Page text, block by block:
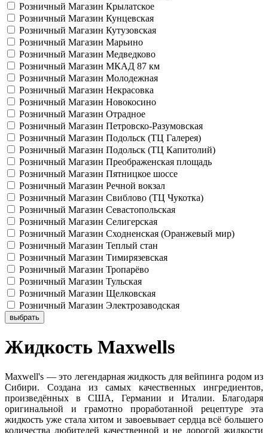
Розничный Магазин Крылатское
Розничный Магазин Кунцевская
Розничный Магазин Кутузовская
Розничный Магазин Марьино
Розничный Магазин Медведково
Розничный Магазин МКАД 87 км
Розничный Магазин Молодежная
Розничный Магазин Некрасовка
Розничный Магазин Новокосино
Розничный Магазин Отрадное
Розничный Магазин Петровско-Разумовская
Розничный Магазин Подольск (ТЦ Галерея)
Розничный Магазин Подольск (ТЦ Капитолий)
Розничный Магазин Преображенская площадь
Розничный Магазин Пятницкое шоссе
Розничный Магазин Речной вокзал
Розничный Магазин Свиблово (ТЦ Чукотка)
Розничный Магазин Севастопольская
Розничный Магазин Селигерская
Розничный Магазин Сходненская (Оранжевый мир)
Розничный Магазин Теплый стан
Розничный Магазин Тимирязевская
Розничный Магазин Тропарёво
Розничный Магазин Тульская
Розничный Магазин Щелковская
Розничный Магазин Электрозаводская
выбрать
Жидкость Maxwells
Maxwell's — это легендарная жидкость для вейпинга родом из
Сибири. Создана из самых качественных ингредиентов,
произведённых в США, Германии и Италии. Благодаря
оригинальной и грамотно проработанной рецептуре эта
жидкость уже стала хитом и завоевывает сердца всё большего
количества любителей качественной и не дорогой жидкости